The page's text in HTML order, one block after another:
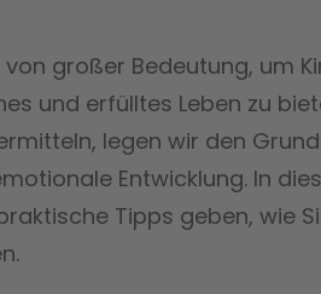
großer Bedeutung, um
und erfülltes Leben zu
legen wir den
Entwicklung. In
Tipps geben, wie